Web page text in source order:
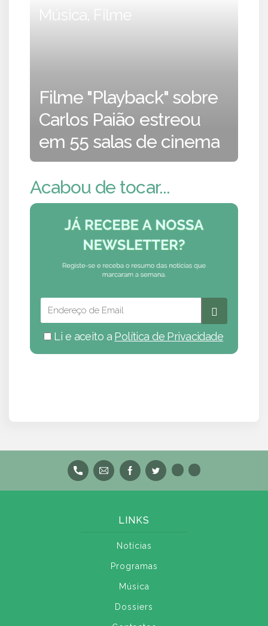
Música, Filme
Filme "Playback" sobre
Carlos Paião estreou
em 55 salas de cinema
Acabou de tocar...
Li e aceito a Política de Privacidade
LINKS
Notícias
Programas
Música
Dossiers